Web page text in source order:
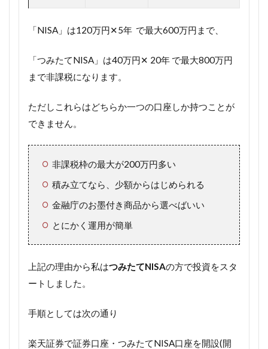
「NISA」は120万円✕5年 で最大600万円まで、
「つみたてNISA」は40万円✕ 20年 で最大800万円
まで非課税になります。
ただしこれらはどちらか一つの口座しか持つことが
できません。
非課税枠の最大が200万円多い
積み立てなら、少額からはじめられる
金融庁のお墨付き商品から選べばいい
とにかく運用が簡単
上記の理由から私はつみたてNISAの方で投資をスタ
ートしました。
手順としては次の通り
楽天証券で証券口座・つみたてNISA口座を開設(開